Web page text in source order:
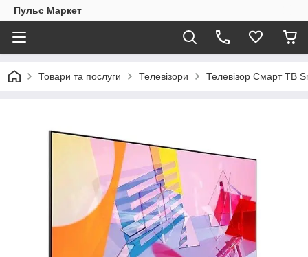
Пульс Маркет
Товари та послуги Телевізори Телевізор Смарт ТВ